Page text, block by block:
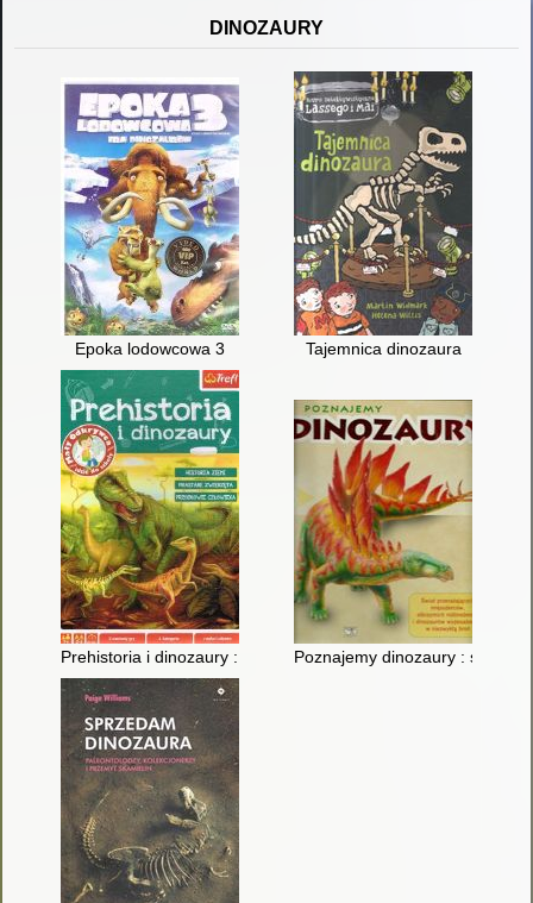
DINOZAURY
Epoka lodowcowa 3 Tajemnica dinozaura
Prehistoria i dinozaury : gra edukacyjnaPoznajemy dinozaury : świat